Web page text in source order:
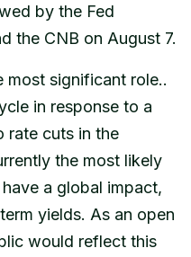
by the Fed
the CNB on August 7.
most significant role..
in response to a
rate cuts in the
the most likely
a global impact,
yields. As an open
would reflect this